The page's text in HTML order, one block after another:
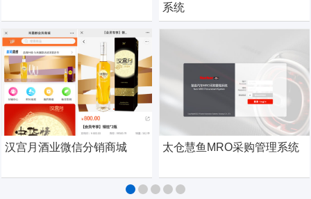
汉宫月酒业微信分销商城
系统
太仓慧鱼MRO采购管理系统